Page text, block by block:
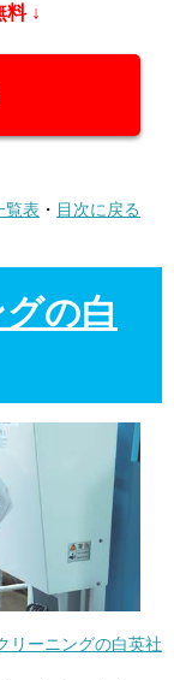
料 ↓
覧表 ・ 目次に戻る
の白
リーニングの白英社